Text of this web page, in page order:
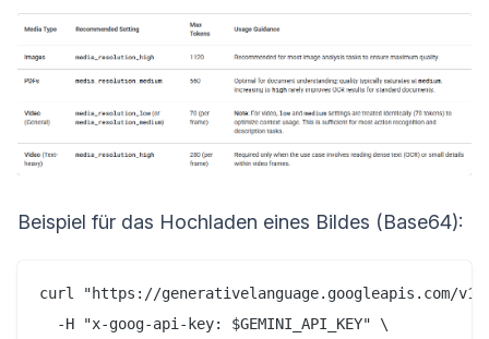
Beispiel für das Hochladen eines Bildes (Base64):
curl "https://generativelanguage.googleapis.com/
  -H "x-goog-api-key: $GEMINI_API_KEY" \